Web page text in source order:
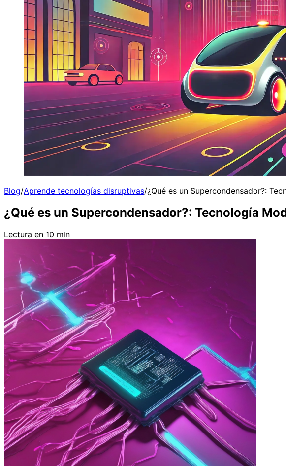
Blog/Aprende tecnologías disruptivas/¿Qué es un Supercondensador?:
¿Qué es un Supercondensador?: Tecnología
Lectura en 10 min